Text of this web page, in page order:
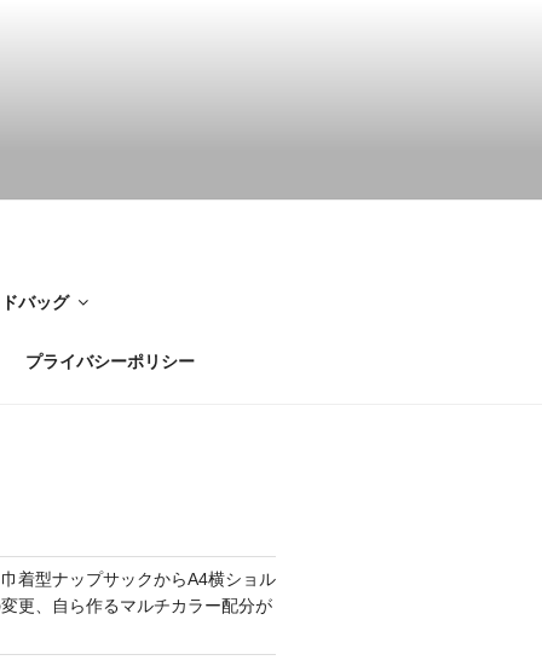
バッグ
プライバシーポリシー
着型ナップサックからA4横ショル
更、自ら作るマルチカラー配分が